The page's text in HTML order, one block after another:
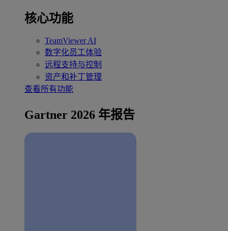
核心功能
TeamViewer AI
数字化员工体验
远程支持与控制
资产和补丁管理
查看所有功能
Gartner 2026 年报告